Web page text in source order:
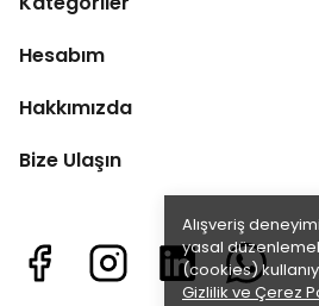
Alışveriş
yasal
(cookies)
Gizlilik ve Çerez
Hesabım
Hakkımızda
Bize Ulaşın